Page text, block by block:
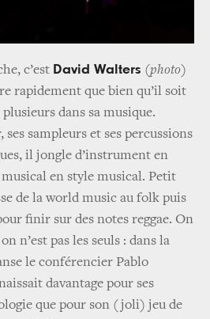
c’est David Walters (photo)
rapidement que bien qu’il soit
dans sa musique.
sampleurs et ses percussions
il jongle d’instrument en
en style musical. Petit
de la world music au folk puis
finir sur des notes reggae. On
n’est pas les seuls : dans la
le conférencier Pablo
davantage pour ses
que pour son (joli) jeu de